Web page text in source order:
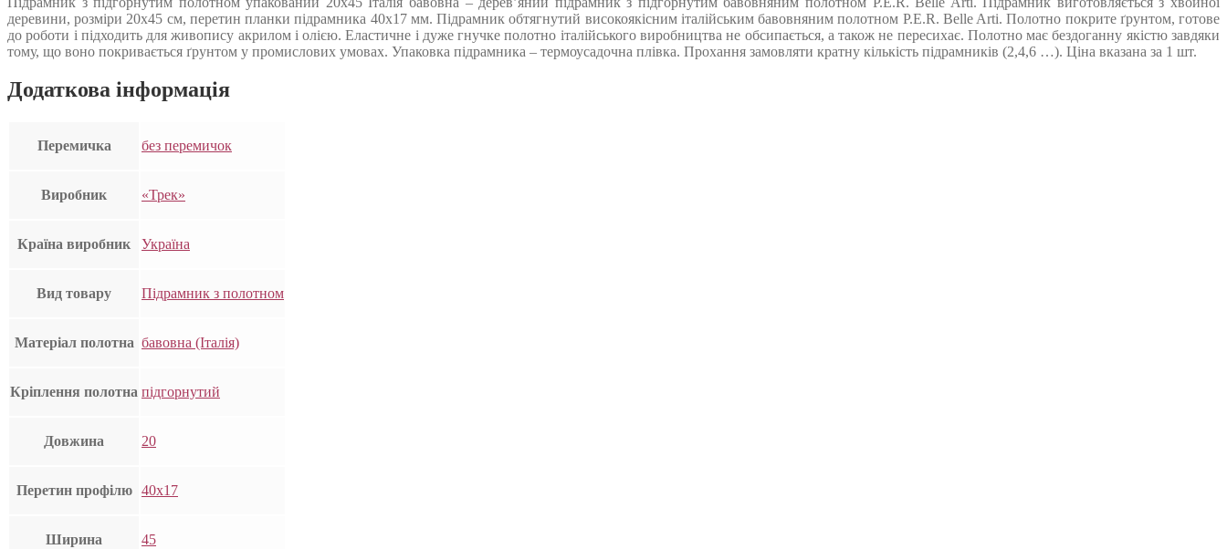
деревини, розміри 20х45 см, перетин планки підрамника 40х17 мм. Підрамник обтягнутий високоякісним італійським бавовняним полотном P.E.R. Belle Arti. Полотно покрите ґрунтом, готове
до роботи і підходить для живопису акрилом і олією. Еластичне і дуже гнучке полотно італійського виробництва не обсипається, а також не пересихає. Полотно має бездоганну якістю завдяки
тому, що воно покривається ґрунтом у промислових умовах. Упаковка підрамника – термоусадочна плівка. Прохання замовляти кратну кількість підрамників (2,4,6 …). Ціна вказана за 1 шт.
Додаткова інформація
Перемичка без перемичок
Виробник «Трек»
Країна виробник Україна
Вид товару Підрамник з полотном
Матеріал полотна бавовна (Італія)
Кріплення полотна підгорнутий
Довжина 20
Перетин профілю 40х17
Ширина 45